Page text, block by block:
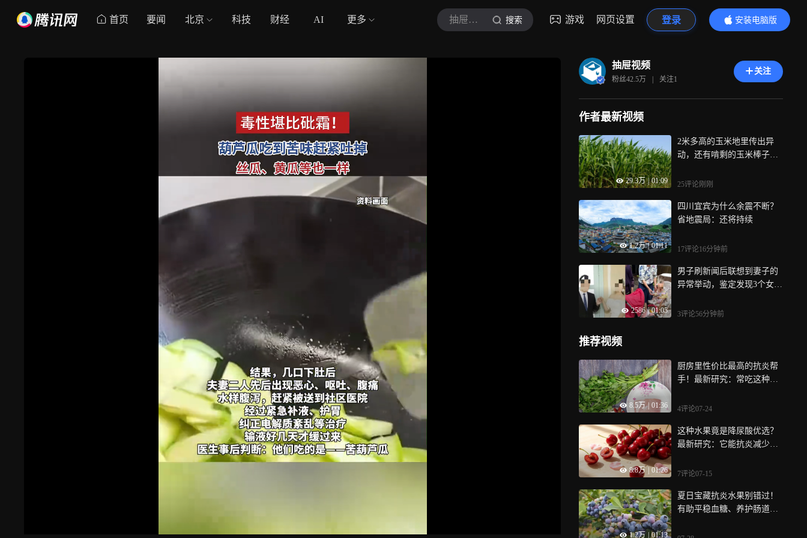
首页 要闻 北京 科技 财经 AI 更多 抽屉视频 搜索 游戏 网页设置 登录
安装电脑版
内容更精彩
抽屉视频
粉丝42.5万 | 关注1
关注
作者最新视频
29.3万 | 01:09
2米多高的玉米地里传出异
动，还有啃剩的玉米棒子，
25评论刚刚
1.2万 | 01:11
四川宜宾为什么余震不断？
省地震局：还将持续
17评论16分钟前
2586 | 01:05
男子刷新闻后联想到妻子的
异常举动，鉴定发现3个女儿
3评论56分钟前
推荐视频
8.5万 01:36
厨房里性价比最高的抗炎帮
手！最新研究：常吃这种菜
这几类人要慎吃
4评论07-24
8.8万 01:26
这种水果竟是降尿酸优选？
最新研究：它能抗炎减少尿
0%！但有一点要注意
7评论07-15
1.2万 01:13
夏日宝藏抗炎水果别错过！
有助平稳血糖、养护肠道，
养！